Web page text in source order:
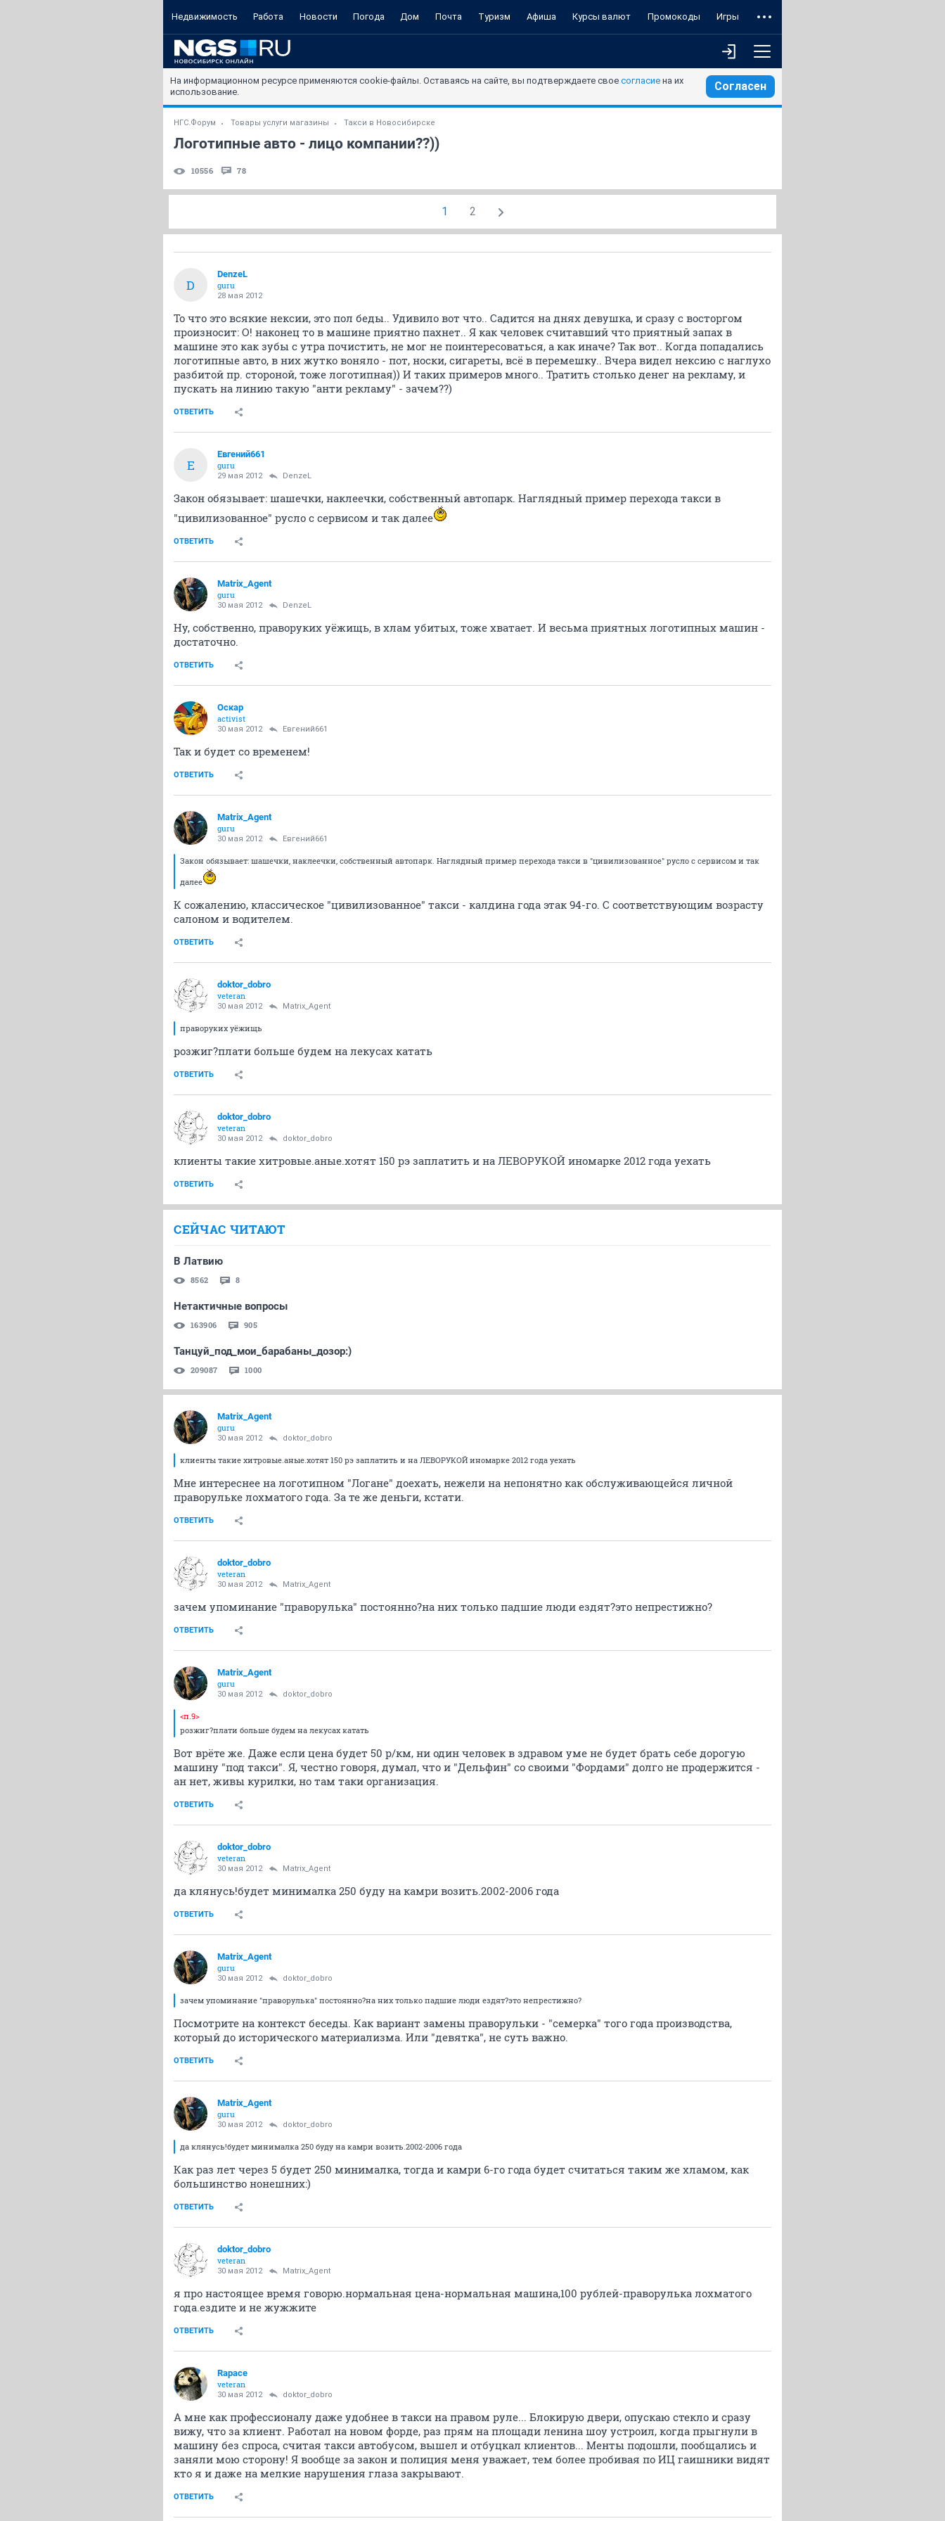
Недвижимость Работа Новости Погода Дом Почта Туризм Афиша Курсы валют Промокоды Игры
На информационном ресурсе применяются cookie-файлы. Оставаясь на сайте, вы подтверждаете свое согласие на их
использование.
Согласен
НГС.Форум Товары услуги магазины Такси в Новосибирске
Логотипные авто - лицо компании??))
10556 78
1 2
D
DenzeL
guru
28 мая 2012
То что это всякие нексии, это пол беды.. Удивило вот что.. Садится на днях девушка, и сразу с восторгом
произносит: О! наконец то в машине приятно пахнет.. Я как человек считавший что приятный запах в
машине это как зубы с утра почистить, не мог не поинтересоваться, а как иначе? Так вот.. Когда попадались
логотипные авто, в них жутко воняло - пот, носки, сигареты, всё в перемешку.. Вчера видел нексию с наглухо
разбитой пр. стороной, тоже логотипная)) И таких примеров много.. Тратить столько денег на рекламу, и
пускать на линию такую "анти рекламу" - зачем??)
ОТВЕТИТЬ
Е
Евгений661
guru
29 мая 2012 DenzeL
Закон обязывает: шашечки, наклеечки, собственный автопарк. Наглядный пример перехода такси в
"цивилизованное" русло с сервисом и так далее
ОТВЕТИТЬ
Matrix_Agent
guru
30 мая 2012 DenzeL
Ну, собственно, праворуких уёжищь, в хлам убитых, тоже хватает. И весьма приятных логотипных машин -
достаточно.
ОТВЕТИТЬ
Оскар
activist
30 мая 2012 Евгений661
Так и будет со временем!
ОТВЕТИТЬ
Matrix_Agent
guru
30 мая 2012 Евгений661
Закон обязывает: шашечки, наклеечки, собственный автопарк. Наглядный пример перехода такси в "цивилизованное" русло с сервисом и так
далее
К сожалению, классическое "цивилизованное" такси - калдина года этак 94-го. С соответствующим возрасту
салоном и водителем.
ОТВЕТИТЬ
doktor_dobro
veteran
30 мая 2012 Matrix_Agent
праворуких уёжищь
розжиг?плати больше будем на лекусах катать
ОТВЕТИТЬ
doktor_dobro
veteran
30 мая 2012 doktor_dobro
клиенты такие хитровые.аные.хотят 150 рэ заплатить и на ЛЕВОРУКОЙ иномарке 2012 года уехать
ОТВЕТИТЬ
СЕЙЧАС ЧИТАЮТ
В Латвию
8562 8
Нетактичные вопросы
163906 905
Танцуй_под_мои_барабаны_дозор:)
209087 1000
Matrix_Agent
guru
30 мая 2012 doktor_dobro
клиенты такие хитровые.аные.хотят 150 рэ заплатить и на ЛЕВОРУКОЙ иномарке 2012 года уехать
Мне интереснее на логотипном "Логане" доехать, нежели на непонятно как обслуживающейся личной
праворульке лохматого года. За те же деньги, кстати.
ОТВЕТИТЬ
doktor_dobro
veteran
30 мая 2012 Matrix_Agent
зачем упоминание "праворулька" постоянно?на них только падшие люди ездят?это непрестижно?
ОТВЕТИТЬ
Matrix_Agent
guru
30 мая 2012 doktor_dobro
<п.9>
розжиг?плати больше будем на лекусах катать
Вот врёте же. Даже если цена будет 50 р/км, ни один человек в здравом уме не будет брать себе дорогую
машину "под такси". Я, честно говоря, думал, что и "Дельфин" со своими "Фордами" долго не продержится -
ан нет, живы курилки, но там таки организация.
ОТВЕТИТЬ
doktor_dobro
veteran
30 мая 2012 Matrix_Agent
да клянусь!будет минималка 250 буду на камри возить.2002-2006 года
ОТВЕТИТЬ
Matrix_Agent
guru
30 мая 2012 doktor_dobro
зачем упоминание "праворулька" постоянно?на них только падшие люди ездят?это непрестижно?
Посмотрите на контекст беседы. Как вариант замены праворульки - "семерка" того года производства,
который до исторического материализма. Или "девятка", не суть важно.
ОТВЕТИТЬ
Matrix_Agent
guru
30 мая 2012 doktor_dobro
да клянусь!будет минималка 250 буду на камри возить.2002-2006 года
Как раз лет через 5 будет 250 минималка, тогда и камри 6-го года будет считаться таким же хламом, как
большинство нонешних:)
ОТВЕТИТЬ
doktor_dobro
veteran
30 мая 2012 Matrix_Agent
я про настоящее время говорю.нормальная цена-нормальная машина,100 рублей-праворулька лохматого
года.ездите и не жужжите
ОТВЕТИТЬ
Rapace
veteran
30 мая 2012 doktor_dobro
А мне как профессионалу даже удобнее в такси на правом руле... Блокирую двери, опускаю стекло и сразу
вижу, что за клиент. Работал на новом форде, раз прям на площади ленина шоу устроил, когда прыгнули в
машину без спроса, считая такси автобусом, вышел и отбуцкал клиентов... Менты подошли, пообщались и
заняли мою сторону! Я вообще за закон и полиция меня уважает, тем более пробивая по ИЦ гаишники видят
кто я и даже на мелкие нарушения глаза закрывают.
ОТВЕТИТЬ